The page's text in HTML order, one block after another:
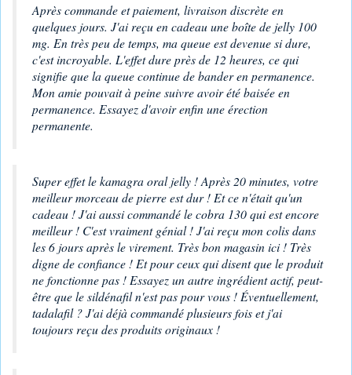
Après commande et paiement, livraison discrète en
quelques jours. J'ai reçu en cadeau une boîte de jelly 100
mg. En très peu de temps, ma queue est devenue si dure,
c'est incroyable. L'effet dure près de 12 heures, ce qui
signifie que la queue continue de bander en permanence.
Mon amie pouvait à peine suivre avoir été baisée en
permanence. Essayez d'avoir enfin une érection
permanente.
Super effet le kamagra oral jelly ! Après 20 minutes, votre
meilleur morceau de pierre est dur ! Et ce n'était qu'un
cadeau ! J'ai aussi commandé le cobra 130 qui est encore
meilleur ! C'est vraiment génial ! J'ai reçu mon colis dans
les 6 jours après le virement. Très bon magasin ici ! Très
digne de confiance ! Et pour ceux qui disent que le produit
ne fonctionne pas ! Essayez un autre ingrédient actif, peut-
être que le sildénafil n'est pas pour vous ! Éventuellement,
tadalafil ? J'ai déjà commandé plusieurs fois et j'ai
toujours reçu des produits originaux !